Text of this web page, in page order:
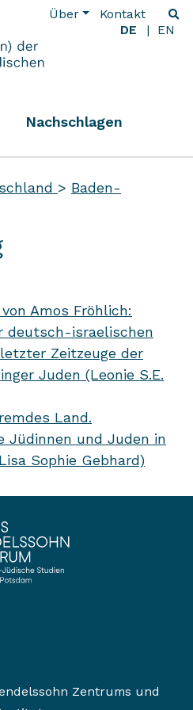
Über
Kontakt
DE
EN
Nachschlagen
> Baden-
Amos Fröhlich:
deutsch-israelischen
Zeitzeuge der
Juden (Leonie S.E.
Land.
Jüdinnen und Juden in
Sophie Gebhard)
Zentrums und